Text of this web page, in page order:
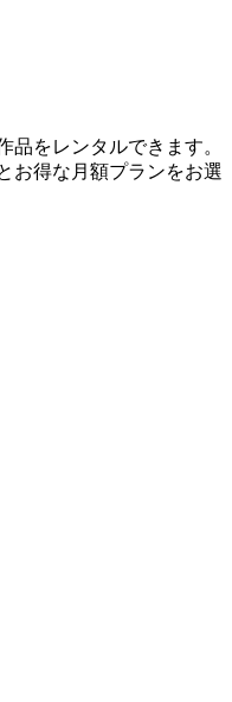
品をレンタルできます。
お得な月額プランをお選